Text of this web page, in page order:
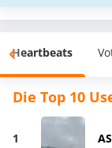
Heartbeats
Die Top 10
1